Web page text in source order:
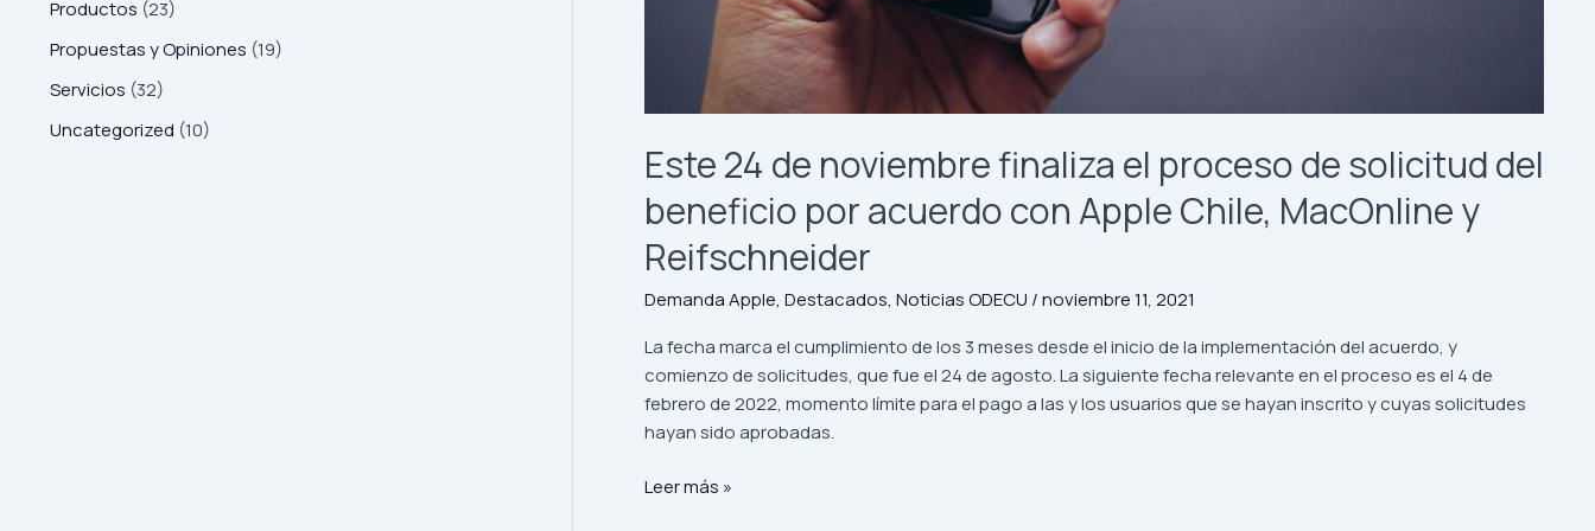
Productos (23)
Propuestas y Opiniones (19)
Servicios (32)
Uncategorized (10)
Este 24 de noviembre finaliza el proceso de solicitud del
beneficio por acuerdo con Apple Chile, MacOnline y
Reifschneider
Demanda Apple, Destacados, Noticias ODECU /noviembre 11, 2021
La fecha marca el cumplimiento de los 3 meses desde el inicio de la implementación del acuerdo, y
comienzo de solicitudes, que fue el 24 de agosto. La siguiente fecha relevante en el proceso es el 4 de
febrero de 2022, momento límite para el pago a las y los usuarios que se hayan inscrito y cuyas solicitudes
hayan sido aprobadas.
MacOnline
Reifschneider
Leer más »